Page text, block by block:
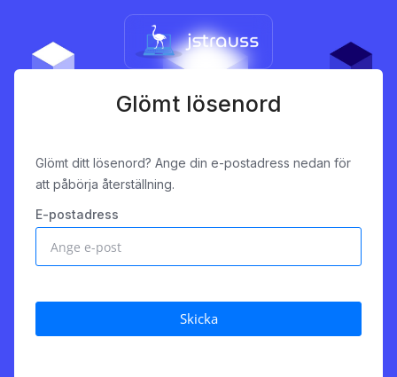
Glömt lösenord
Glömt ditt lösenord? Ange din e-postadress nedan för
att påbörja återställning.
E-postadress
Skicka